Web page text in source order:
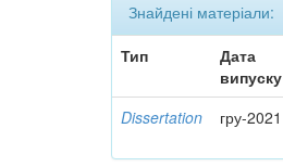
Знайдені матеріали:
Тип
Дата
випуску
Dissertation гру-2021